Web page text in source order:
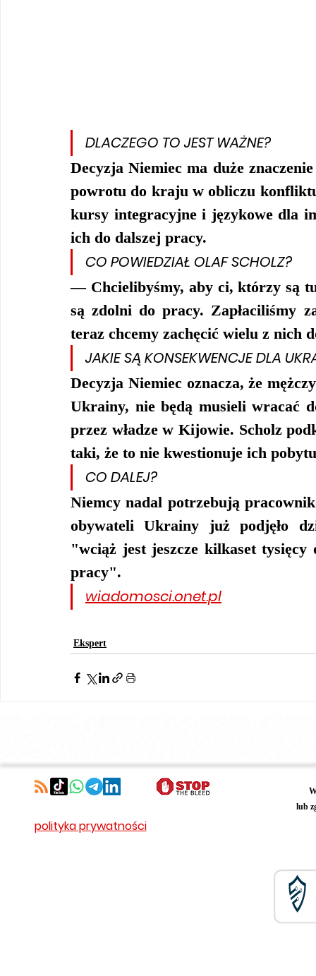
DLACZEGO TO JEST WAŻNE?
Decyzja Niemiec ma duże
powrotu do kraju w obliczu
kursy integracyjne i językowe dla
ich do dalszej pracy.
CO POWIEDZIAŁ OLAF SCHOLZ?
— Chcielibyśmy, aby ci, którzy są
są zdolni do pracy. Zapłaciliśmy
teraz chcemy zachęcić wielu z nich
JAKIE SĄ KONSEKWENCJE DLA
Decyzja Niemiec oznacza, że
Ukrainy, nie będą musieli wracać
przez władze w Kijowie. Scholz
taki, że to nie kwestionuje ich
CO DALEJ?
Niemcy nadal potrzebują
obywateli Ukrainy już podjęło
"wciąż jest jeszcze kilkaset
pracy".
wiadomosci.onet.pl
Ekspert
lub
polityka prywatności